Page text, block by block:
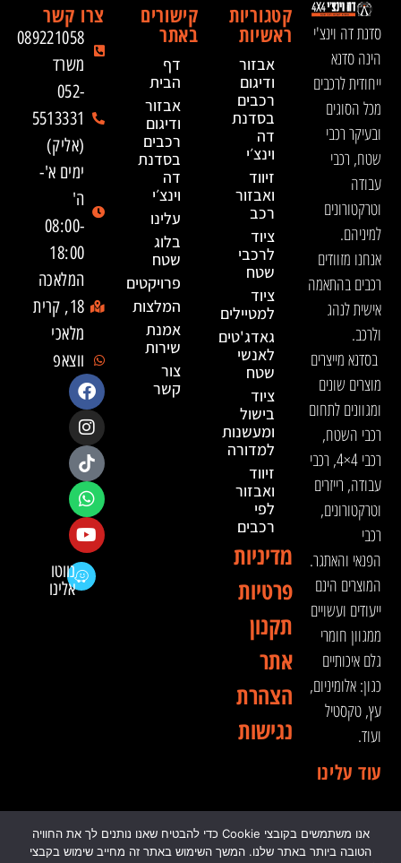
סדנת דה וינצ'י
הינה סדנא
ייחודית לרכבים
מכל הסוגים
ובעיקר רכבי
שטח, רכבי
עבודה
וטרקטורונים
למיניהם.
אנחנו מזוודים
רכבים בהתאמה
אישית לנהג
ולרכב.
בסדנא מייצרים
מוצרים שונים
ומגוונים לתחום
רכבי השטח,
רכבי 4×4, רכבי
עבודה, רייזרים
וטרקטורונים,
רכבי
הפנאי והאתגר.
המוצרים הינם
ייעודים ועשויים
ממגוון חומרי
גלם איכותיים
כגון: אלומיניום,
עץ, טקסטיל
ועוד.
עוד עלינו
קטגוריות
ראשיות
אבזור
ודיגום
רכבים
בסדנת
דה
וינצ׳י
זיווד
ואבזור
רכב
ציוד
לרכבי
שטח
ציוד
למטיילים
גאדג'טים
לאנשי
שטח
ציוד
בישול
ומעשנות
למדורה
זיווד
ואבזור
לפי
רכבים
מדיניות
פרטיות
תקנון
אתר
הצהרת
נגישות
קישורים
באתר
דף
הבית
אבזור
ודיגום
רכבים
בסדנת
דה
וינצ׳י
עלינו
בלוג
שטח
פרויקטים
המלצות
אמנת
שירות
צור
קשר
צרו קשר
089221058
משרד
052-
5513331
(אליק)
ימים א'-
ה'
08:00-
18:00
המלאכה
18, קרית
מלאכי
ווצאפ
נווטו
אלינו
© 2024 כל הזכויות שמורות לדה וינצ'י - הסדנא לאבזור
אנו משתמשים בקובצי Cookie כדי להבטיח שאנו נותנים לך את החוויה
הטובה ביותר באתר שלנו. המשך השימוש באתר זה מחייב שימוש בקבצי